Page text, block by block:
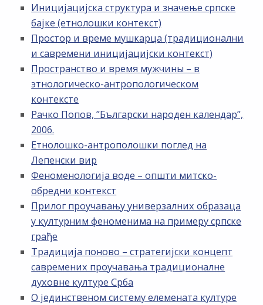
Иницијацијска структура и значење српске
бајке (етнолошки контекст)
Простор и време мушкарца (традиционални
и савремени иницијацијски контекст)
Пространство и время мужчины – в
этнологическо-антропологическом
контексте
Рачко Попов, ”Български народен календар”,
2006.
Етнолошко-антрополошки поглед на
Лепенски вир
Феноменологија воде – општи митско-
обредни контекст
Прилог проучавању универзалних образаца
у културним феноменима на примеру српске
грађе
Традиција поново – стратегијски концепт
савремених проучавања традиционалне
духовне културе Срба
О јединственом систему елемената културе